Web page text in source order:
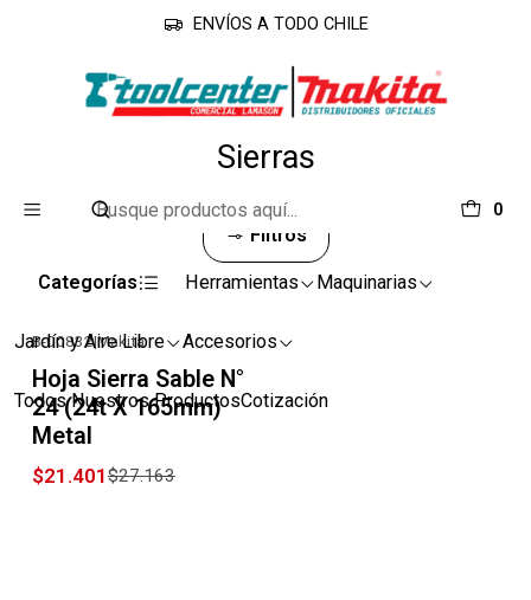
0
Categorías Herramientas Maquinarias
Jardín y Aire Libre Accesorios
Todos Nuestros ProductosCotización
ENVÍOS A TODO CHILE
Inicio Accesorios Sierras
Sierras
Filtros
B-00832|Makita
Hoja Sierra Sable N°
24 (24t X 165mm)
Metal
$21.401$27.163